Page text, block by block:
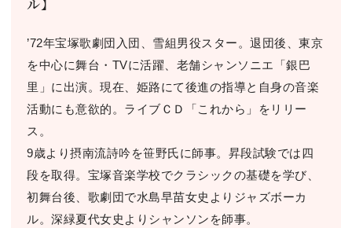
’72年宝塚歌劇団⼊団、雪組男役スター。退団後、東京
を中⼼に舞台・TVに活躍、⽼舗シャンソニエ「銀巴
⾥」に出演。現在、姫路にて後進の指導と⾃⾝の⾳楽
活動にも意欲的。ライブＣＤ「これから」をリリー
ス。
9歳より摂南流詩吟を笹野⽒に師事。昇段試験では四
段を取得。宝塚⾳楽学校でクラシックの基礎を学び、
初舞台後、歌劇団で⽔島早苗⼥史よりジャズボーカ
ル。深緑夏代⼥史よりシャンソンを師事。